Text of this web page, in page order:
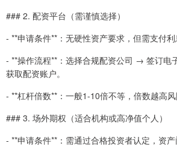
### 2. 配资平台（需谨慎选择）
- **申请条件**：无硬性资产要求，但需支付利
- **操作流程**：选择合规配资公司 → 签订
获取配资账户。
- **杠杆倍数**：一般1-10倍不等，倍数越高风
### 3. 场外期权（适合机构或高净值个人）
- **申请条件**：需通过合格投资者认定，资产